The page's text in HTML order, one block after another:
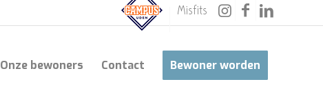
Misfits
Onze bewoners Contact Bewoner worden